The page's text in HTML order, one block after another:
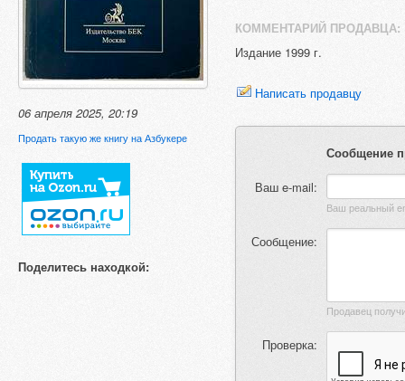
06 апреля 2025, 20:19
Продать такую же книгу на Азбукере
Поделитесь находкой:
КОММЕНТАРИЙ ПРОДАВЦА:
Издание 1999 г.
Написать продавцу
Сообщение
Ваш e-mail:
Сообщение:
Проверка: